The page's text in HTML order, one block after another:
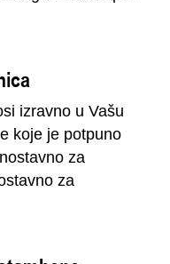
izravno u Vašu
koje je potpuno
za
za